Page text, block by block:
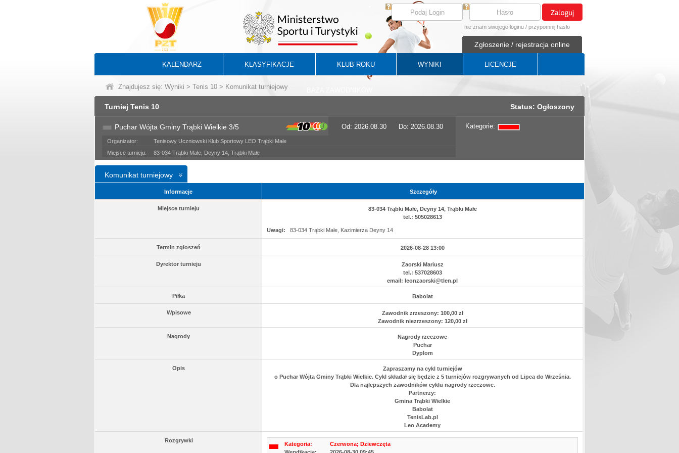
nie znam swojego loginu / przypomnij hasło
Zgłoszenie / rejestracja online
KALENDARZ KLASYFIKACJE KLUB ROKU WYNIKI LICENCJE
Znajdujesz się: Wyniki > Tenis 10 > Komunikat turniejowy
Turniej Tenis 10 Status: Ogłoszony
Puchar Wójta Gminy Trąbki Wielkie 3/5 Od: 2026.08.30 Do: 2026.08.30
Organizator:
Tenisowy Uczniowski Klub Sportowy LEO Trąbki Małe
Miejsce turnieju:
83-034 Trąbki Małe, Deyny 14, Trąbki Małe
Kategorie:
Komunikat turniejowy
Informacje Szczegóły
Miejsce turnieju
83-034 Trąbki Małe, Deyny 14, Trąbki Małe
tel.: 505028613
Uwagi: 83-034 Trąbki Małe, Kazimierza Deyny 14
Termin zgłoszeń 2026-08-28 13:00
Dyrektor turnieju
Zaorski Mariusz
tel.: 537028603
email: leonzaorski@tlen.pl
Piłka Babolat
Wpisowe
Zawodnik zrzeszony: 100,00 zł
Zawodnik niezrzeszony: 120,00 zł
Nagrody
Nagrody rzeczowe
Puchar
Dyplom
Opis
Zapraszamy na cykl turniejów
o Puchar Wójta Gminy Trąbki Wielkie. Cykl składał się będzie z 5 turniejów rozgrywanych od Lipca do Września.
Dla najlepszych zawodników cyklu nagrody rzeczowe.
Partnerzy:
Gmina Trąbki Wielkie
Babolat
TenisLab.pl
Leo Academy
Rozgrywki
Kategoria:
Czerwona; Dziewczęta